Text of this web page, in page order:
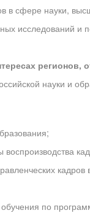
сфере науки,
исследований и
науки и
кадров
по